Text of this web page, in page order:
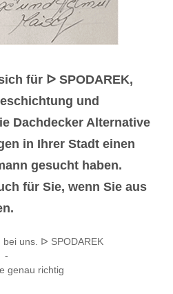
für ᐅ SPODAREK,
und
Dachdecker Alternative
in Ihrer Stadt einen
gesucht haben.
für Sie, wenn Sie aus
bei uns. ᐅ SPODAREK
-
genau richtig